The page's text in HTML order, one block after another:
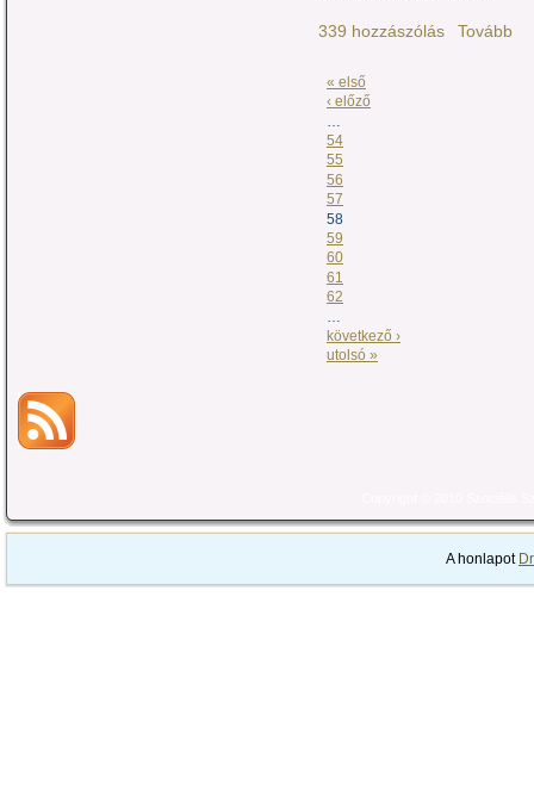
339 hozzászólás Tovább
« első
‹ előző
54
55
56
57
58
59
60
61
62
következő ›
utolsó »
A honlapot